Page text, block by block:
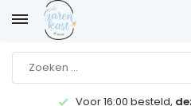
Voor 16:00 besteld,